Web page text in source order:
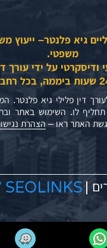
גיא פלנטר– ייעוץ
משפטי.
ודיסקרטי על ידי עורך
דין פלילי גיא פלנטר.
לו. השימוש באתר
האתר ראו – הצהרת
|